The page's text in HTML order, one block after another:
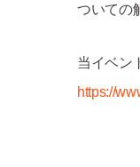
ついての
当イベン
https://